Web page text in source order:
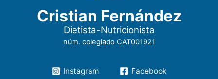
Cristian Fernández
Dietista-Nutricionista
núm. colegiado CAT001921
Instagram Facebook